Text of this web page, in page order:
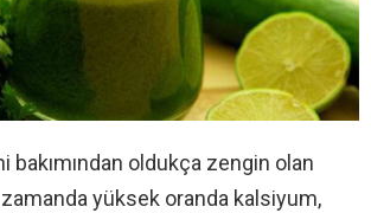
bakımından oldukça zengin olan
zamanda yüksek oranda kalsiyum,